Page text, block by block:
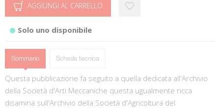
AGGIUNGI AL CARRELLO
Solo uno disponibile
Sommario Scheda tecnica
Questa pubblicazione fa seguito a quella dedicata all'Archivio
della Società d'Arti Meccaniche questa ugualmente ricca
disamina sull'Archivio della Società d'Agricoltura del